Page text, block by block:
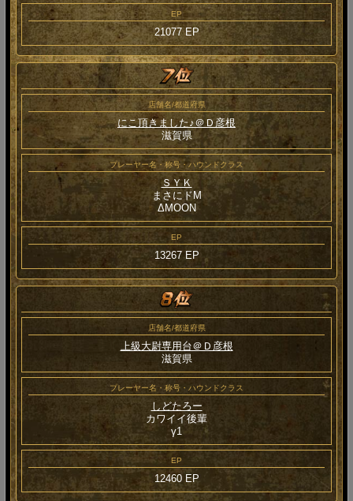
EP
21077 EP
店舗名/都道府県
にこ頂きました♪＠Ｄ彦根
滋賀県
プレーヤー名・称号・ハウンドクラス
ＳＹＫ
まさにドM
ΔMOON
EP
13267 EP
店舗名/都道府県
上級大尉専用台＠Ｄ彦根
滋賀県
プレーヤー名・称号・ハウンドクラス
しどたろー
カワイイ後輩
γ1
EP
12460 EP